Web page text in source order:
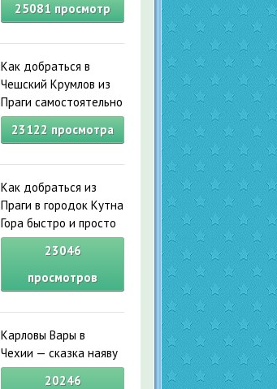
25081 просмотр
Как добраться в
Чешский Крумлов из
Праги самостоятельно
23122 просмотра
Как добраться из
Праги в городок Кутна
Гора быстро и просто
23046
просмотров
Карловы Вары в
Чехии — сказка наяву
20246